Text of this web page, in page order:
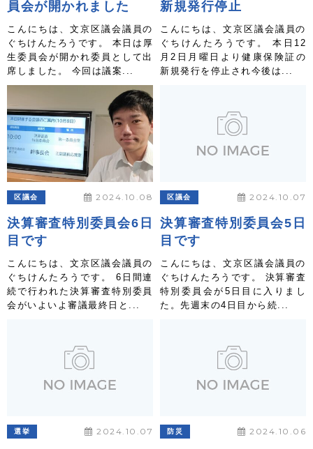
員会が開かれました
こんにちは、文京区議会議員の
ぐちけんたろうです。 本日は厚
生委員会が開かれ委員として出
席しました。 今回は議案...
新規発行停止
こんにちは、文京区議会議員の
ぐちけんたろうです。 本日12
月2日月曜日より健康保険証の
新規発行を停止され今後は...
区議会 2024.10.08
決算審査特別委員会6日
目です
こんにちは、文京区議会議員の
ぐちけんたろうです。 6日間連
続で行われた決算審査特別委員
会がいよいよ審議最終日と...
区議会 2024.10.07
決算審査特別委員会5日
目です
こんにちは、文京区議会議員の
ぐちけんたろうです。 決算審査
特別委員会が5日目に入りまし
た。先週末の4日目から続...
選挙 2024.10.07 防災 2024.10.06